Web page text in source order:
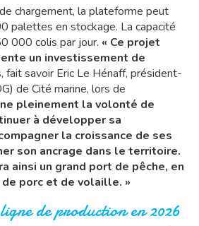
chargement, la plateforme peut
palettes en stockage. La capacité
000 colis par jour. « Ce projet
un investissement de
, fait savoir Eric Le Hénaff, président-
de Cité marine, lors de
pleinement la volonté de
à développer sa
la croissance de ses
son ancrage dans le territoire.
ainsi un grand port de pêche, en
porc et de volaille. »
de production en 2026